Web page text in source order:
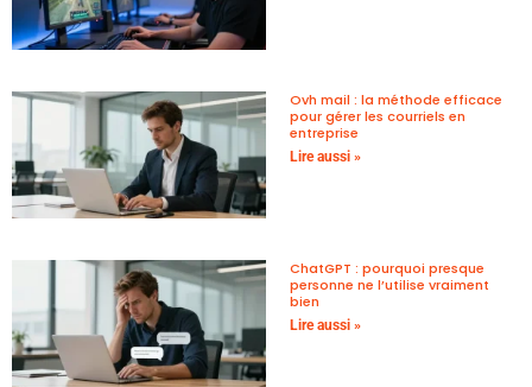
Ovh mail : la méthode efficace
pour gérer les courriels en
entreprise
Lire aussi »
ChatGPT : pourquoi presque
personne ne l’utilise vraiment
bien
Lire aussi »